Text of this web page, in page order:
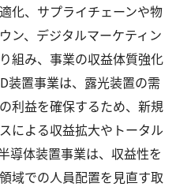
化、サプライチェーンや物
ン、デジタルマーケティン
組み、事業の収益体質強化
装置事業は、露光装置の需
利益を確保するため、新規
による収益拡大やトータル
導体装置事業は、収益性を
域での人員配置を見直す取